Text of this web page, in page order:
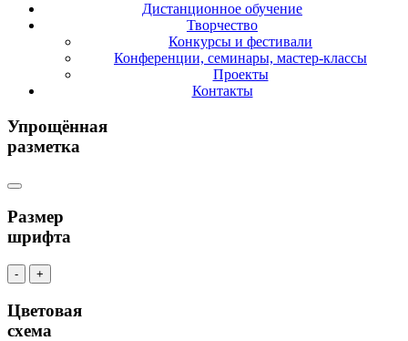
Дистанционное обучение
Творчество
Конкурсы и фестивали
Конференции, семинары, мастер-классы
Проекты
Контакты
Упрощённая
разметка
Размер
шрифта
- +
Цветовая
схема